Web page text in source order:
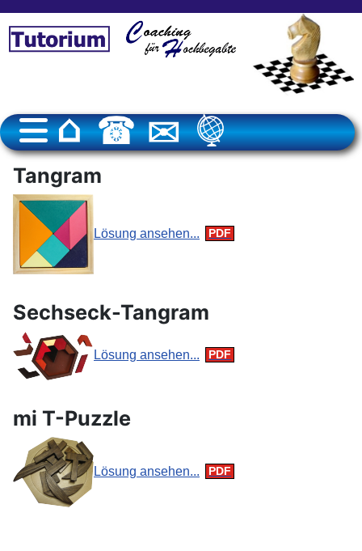
Tangram
Lösung ansehen...
Sechseck-Tangram
Lösung ansehen...
mi T-Puzzle
Lösung ansehen...